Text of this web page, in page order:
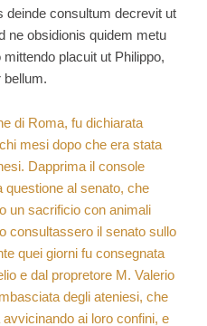
deinde consultum decrevit ut
ne obsidionis quidem metu
placuit ut Philippo,
bellum.
di Roma, fu dichiarata
mesi dopo che era stata
Dapprima il console
questione al senato, che
un sacrificio con animali
consultassero il senato sullo
quei giorni fu consegnata
e dal propretore M. Valerio
degli ateniesi, che
ai loro confini, e